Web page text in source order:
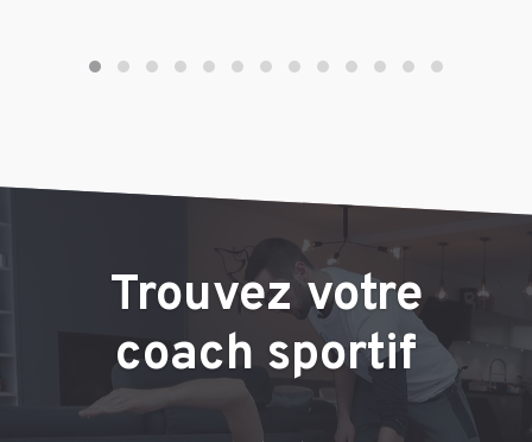
Trouvez votre
coach sportif